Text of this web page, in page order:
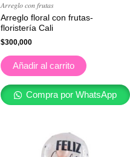
𝐴𝑟𝑟𝑒𝑔𝑙𝑜 𝑐𝑜𝑛 𝑓𝑟𝑢𝑡𝑎𝑠
Arreglo floral con frutas-
floristería Cali
$300,000
Añadir al carrito
Compra por WhatsApp